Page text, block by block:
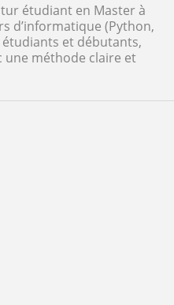
étudiant en Master à
d’informatique (Python,
et débutants,
une méthode claire et